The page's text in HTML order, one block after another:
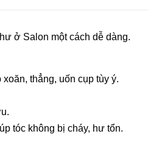
ở Salon một cách dễ dàng.
thẳng, uốn cụp tùy ý.
tóc không bị cháy, hư tổn.